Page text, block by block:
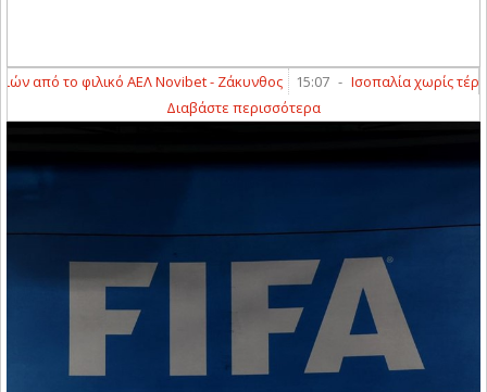
το φιλικό ΑΕΛ Novibet - Ζάκυνθος 15:07 - Ισοπαλία χωρίς
Διαβάστε περισσότερα